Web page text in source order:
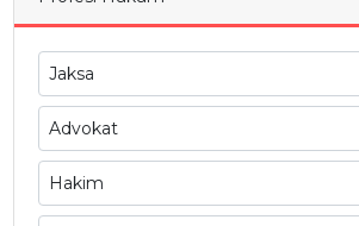
Jaksa
Advokat
Hakim